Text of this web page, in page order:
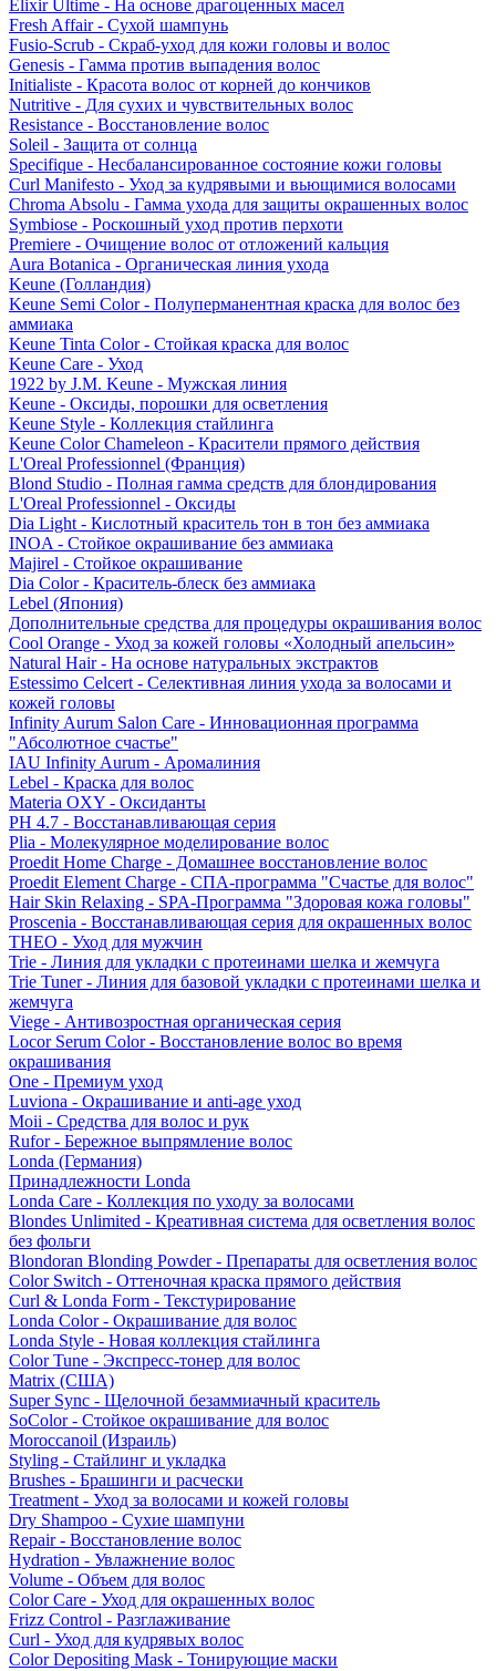
Elixir Ultime - На основе драгоценных масел
Fresh Affair - Сухой шампунь
Fusio-Scrub - Скраб-уход для кожи головы и волос
Genesis - Гамма против выпадения волос
Initialiste - Красота волос от корней до кончиков
Nutritive - Для сухих и чувствительных волос
Resistance - Восстановление волос
Soleil - Защита от солнца
Specifique - Несбалансированное состояние кожи головы
Curl Manifesto - Уход за кудрявыми и вьющимися волосами
Chroma Absolu - Гамма ухода для защиты окрашенных волос
Symbiose - Роскошный уход против перхоти
Premiere - Очищение волос от отложений кальция
Aura Botanica - Органическая линия ухода
Keune (Голландия)
Keune Semi Color - Полуперманентная краска для волос без
аммиака
Keune Tinta Color - Стойкая краска для волос
Keune Care - Уход
1922 by J.M. Keune - Мужская линия
Keune - Оксиды, порошки для осветления
Keune Style - Коллекция стайлинга
Keune Color Chameleon - Красители прямого действия
L'Oreal Professionnel (Франция)
Blond Studio - Полная гамма средств для блондирования
L'Oreal Professionnel - Оксиды
Dia Light - Кислотный краситель тон в тон без аммиака
INOA - Стойкое окрашивание без аммиака
Majirel - Стойкое окрашивание
Dia Color - Краситель-блеск без аммиака
Lebel (Япония)
Дополнительные средства для процедуры окрашивания волос
Cool Orange - Уход за кожей головы «Холодный апельсин»
Natural Hair - На основе натуральных экстрактов
Estessimo Celcert - Селективная линия ухода за волосами и
кожей головы
Infinity Aurum Salon Care - Инновационная программа
"Абсолютное счастье"
IAU Infinity Aurum - Аромалиния
Lebel - Краска для волос
Materia OXY - Оксиданты
PH 4.7 - Восстанавливающая серия
Plia - Молекулярное моделирование волос
Proedit Home Charge - Домашнее восстановление волос
Proedit Element Charge - СПА-программа "Счастье для волос"
Hair Skin Relaxing - SPA-Программа "Здоровая кожа головы"
Proscenia - Восстанавливающая серия для окрашенных волос
THEO - Уход для мужчин
Trie - Линия для укладки с протеинами шелка и жемчуга
Trie Tuner - Линия для базовой укладки с протеинами шелка и
жемчуга
Viege - Антивозростная органическая серия
Locor Serum Color - Восстановление волос во время
окрашивания
One - Премиум уход
Luviona - Окрашивание и anti-age уход
Moii - Средства для волос и рук
Rufor - Бережное выпрямление волос
Londa (Германия)
Принадлежности Londa
Londa Care - Коллекция по уходу за волосами
Blondes Unlimited - Креативная система для осветления волос
без фольги
Blondoran Blonding Powder - Препараты для осветления волос
Color Switch - Оттеночная краска прямого действия
Curl & Londa Form - Текстурирование
Londa Color - Окрашивание для волос
Londa Style - Новая коллекция стайлинга
Color Tune - Экспресс-тонер для волос
Matrix (США)
Super Sync - Щелочной безаммиачный краситель
SoColor - Стойкое окрашивание для волос
Moroccanoil (Израиль)
Styling - Стайлинг и укладка
Brushes - Брашинги и расчески
Treatment - Уход за волосами и кожей головы
Dry Shampoo - Сухие шампуни
Repair - Восстановление волос
Hydration - Увлажнение волос
Volume - Объем для волос
Color Care - Уход для окрашенных волос
Frizz Control - Разглаживание
Curl - Уход для кудрявых волос
Color Depositing Mask - Тонирующие маски